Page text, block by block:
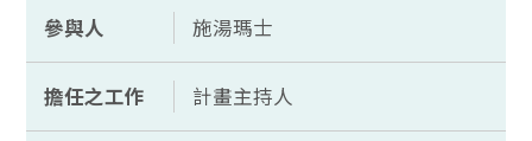
參與人 施湯瑪士
擔任之工作 計畫主持人